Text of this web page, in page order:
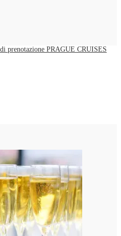
prenotazione PRAGUE CRUISES